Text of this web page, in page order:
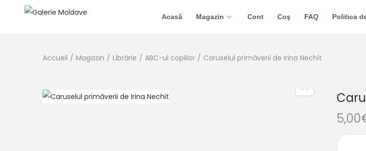
Acasă Magazin Cont Coş FAQ Politica
Accueil / Magazin / Librărie / ABC-ul copiilor / Caruselul primăverii de Irina Nechit
5,00